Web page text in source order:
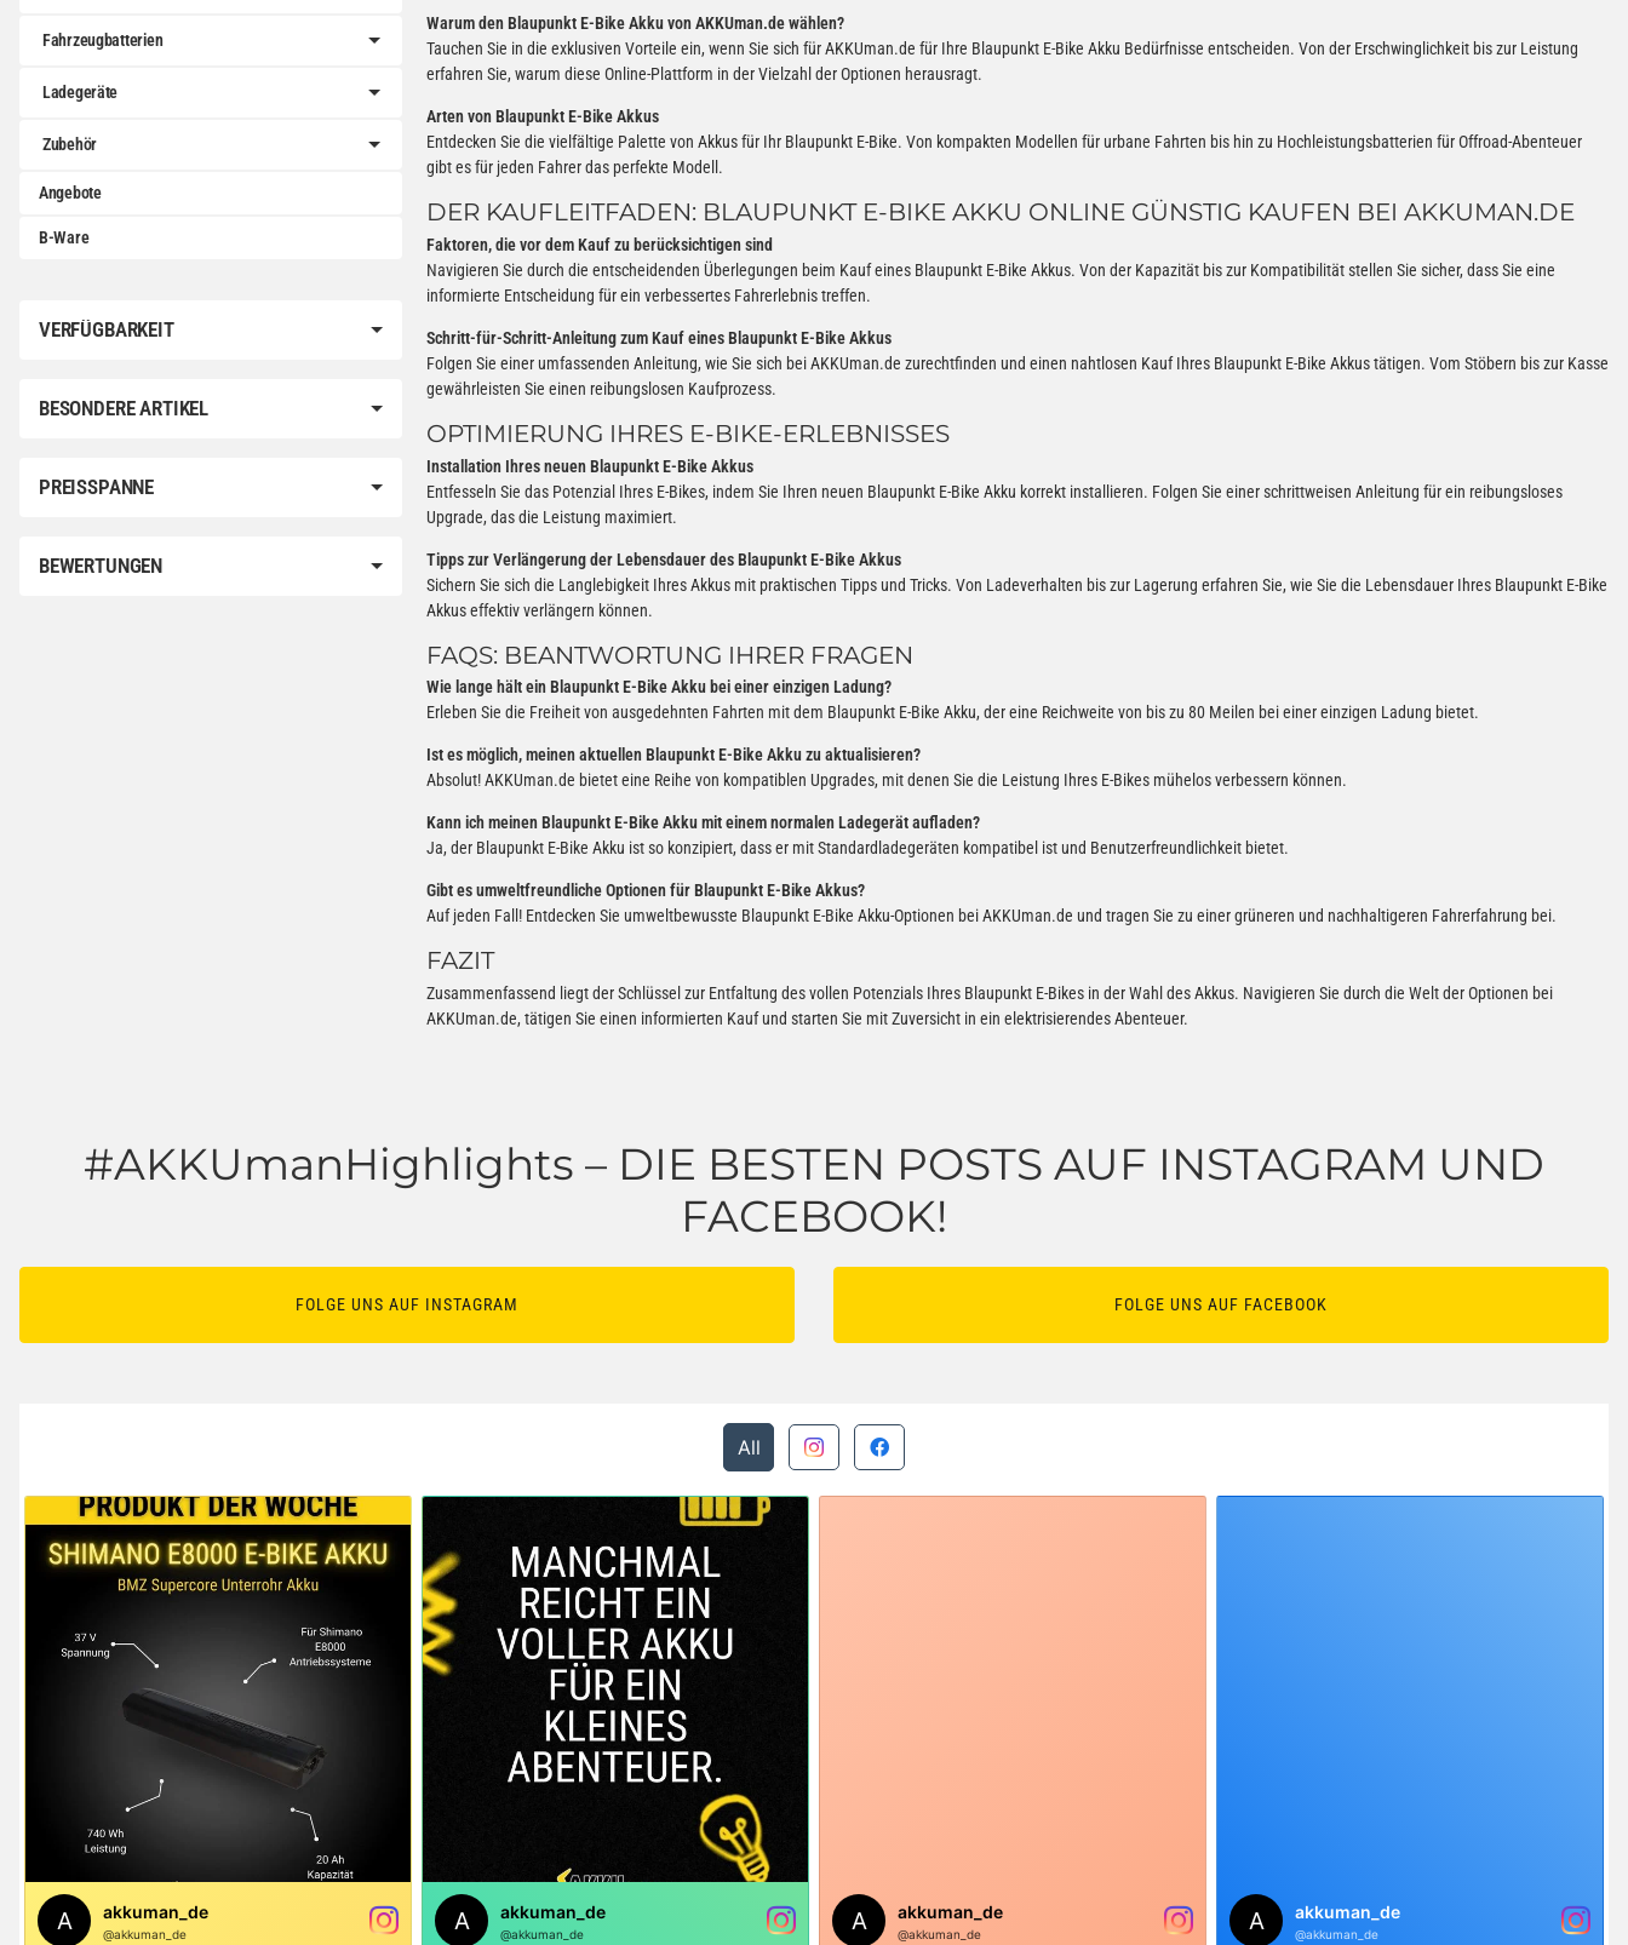
Warum den Blaupunkt E-Bike Akku von AKKUman.de wählen?
Tauchen Sie in die exklusiven Vorteile ein, wenn Sie sich für AKKUman.de für Ihre Blaupunkt E-Bike Akku Bedürfnisse entscheiden. Von der Erschwinglichkeit bis zur Leistung
erfahren Sie, warum diese Online-Plattform in der Vielzahl der Optionen herausragt.
Arten von Blaupunkt E-Bike Akkus
Entdecken Sie die vielfältige Palette von Akkus für Ihr Blaupunkt E-Bike. Von kompakten Modellen für urbane Fahrten bis hin zu Hochleistungsbatterien für Offroad-Abenteuer
gibt es für jeden Fahrer das perfekte Modell.
DER KAUFLEITFADEN: BLAUPUNKT E-BIKE AKKU ONLINE GÜNSTIG KAUFEN BEI AKKUMAN.DE
Faktoren, die vor dem Kauf zu berücksichtigen sind
Navigieren Sie durch die entscheidenden Überlegungen beim Kauf eines Blaupunkt E-Bike Akkus. Von der Kapazität bis zur Kompatibilität stellen Sie sicher, dass Sie eine
informierte Entscheidung für ein verbessertes Fahrerlebnis treffen.
Schritt-für-Schritt-Anleitung zum Kauf eines Blaupunkt E-Bike Akkus
Folgen Sie einer umfassenden Anleitung, wie Sie sich bei AKKUman.de zurechtfinden und einen nahtlosen Kauf Ihres Blaupunkt E-Bike Akkus tätigen. Vom Stöbern bis zur Kasse
gewährleisten Sie einen reibungslosen Kaufprozess.
OPTIMIERUNG IHRES E-BIKE-ERLEBNISSES
Installation Ihres neuen Blaupunkt E-Bike Akkus
Entfesseln Sie das Potenzial Ihres E-Bikes, indem Sie Ihren neuen Blaupunkt E-Bike Akku korrekt installieren. Folgen Sie einer schrittweisen Anleitung für ein reibungsloses
Upgrade, das die Leistung maximiert.
Tipps zur Verlängerung der Lebensdauer des Blaupunkt E-Bike Akkus
Sichern Sie sich die Langlebigkeit Ihres Akkus mit praktischen Tipps und Tricks. Von Ladeverhalten bis zur Lagerung erfahren Sie, wie Sie die Lebensdauer Ihres Blaupunkt E-Bike
Akkus effektiv verlängern können.
FAQS: BEANTWORTUNG IHRER FRAGEN
Wie lange hält ein Blaupunkt E-Bike Akku bei einer einzigen Ladung?
Erleben Sie die Freiheit von ausgedehnten Fahrten mit dem Blaupunkt E-Bike Akku, der eine Reichweite von bis zu 80 Meilen bei einer einzigen Ladung bietet.
Ist es möglich, meinen aktuellen Blaupunkt E-Bike Akku zu aktualisieren?
Absolut! AKKUman.de bietet eine Reihe von kompatiblen Upgrades, mit denen Sie die Leistung Ihres E-Bikes mühelos verbessern können.
Kann ich meinen Blaupunkt E-Bike Akku mit einem normalen Ladegerät aufladen?
Ja, der Blaupunkt E-Bike Akku ist so konzipiert, dass er mit Standardladegeräten kompatibel ist und Benutzerfreundlichkeit bietet.
Gibt es umweltfreundliche Optionen für Blaupunkt E-Bike Akkus?
Auf jeden Fall! Entdecken Sie umweltbewusste Blaupunkt E-Bike Akku-Optionen bei AKKUman.de und tragen Sie zu einer grüneren und nachhaltigeren Fahrerfahrung bei.
FAZIT
Zusammenfassend liegt der Schlüssel zur Entfaltung des vollen Potenzials Ihres Blaupunkt E-Bikes in der Wahl des Akkus. Navigieren Sie durch die Welt der Optionen bei
AKKUman.de, tätigen Sie einen informierten Kauf und starten Sie mit Zuversicht in ein elektrisierendes Abenteuer.
Fahrzeugbatterien
Ladegeräte
Zubehör
Angebote
B-Ware
VERFÜGBARKEIT
BESONDERE ARTIKEL
PREISSPANNE
BEWERTUNGEN
#AKKUmanHighlights – DIE BESTEN POSTS AUF INSTAGRAM UND
FACEBOOK!
FOLGE UNS AUF INSTAGRAM FOLGE UNS AUF FACEBOOK